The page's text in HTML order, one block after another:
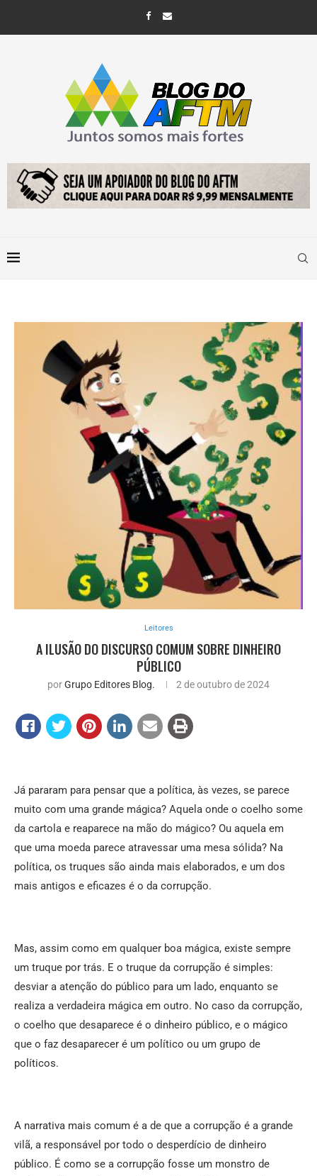
Leitores
A ILUSÃO DO DISCURSO COMUM SOBRE DINHEIRO
PÚBLICO
porGrupo Editores Blog. 2 de outubro de 2024
Já pararam para pensar que a política, às vezes, se parece
muito com uma grande mágica? Aquela onde o coelho some
da cartola e reaparece na mão do mágico? Ou aquela em
que uma moeda parece atravessar uma mesa sólida? Na
política, os truques são ainda mais elaborados, e um dos
mais antigos e eficazes é o da corrupção.
Mas, assim como em qualquer boa mágica, existe sempre
um truque por trás. E o truque da corrupção é simples:
desviar a atenção do público para um lado, enquanto se
realiza a verdadeira mágica em outro. No caso da corrupção,
o coelho que desaparece é o dinheiro público, e o mágico
que o faz desaparecer é um político ou um grupo de
políticos.
A narrativa mais comum é a de que a corrupção é a grande
vilã, a responsável por todo o desperdício de dinheiro
público. É como se a corrupção fosse um monstro de